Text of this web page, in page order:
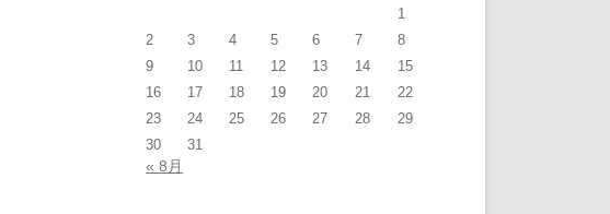
1
2
3 4 5 6 7
8
9
10 11 12 13 14
15
16
17 18 19 20 21
22
23
24 25 26 27 28
29
30
31
« 8月